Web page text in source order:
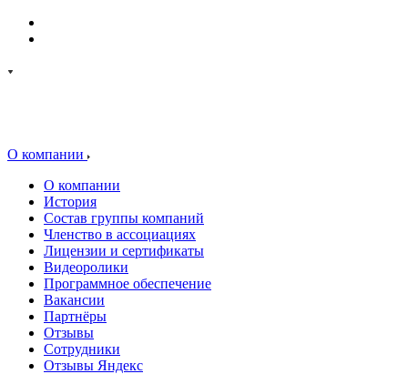
О компании
О компании
История
Состав группы компаний
Членство в ассоциациях
Лицензии и сертификаты
Видеоролики
Программное обеспечение
Вакансии
Партнёры
Отзывы
Сотрудники
Отзывы Яндекс